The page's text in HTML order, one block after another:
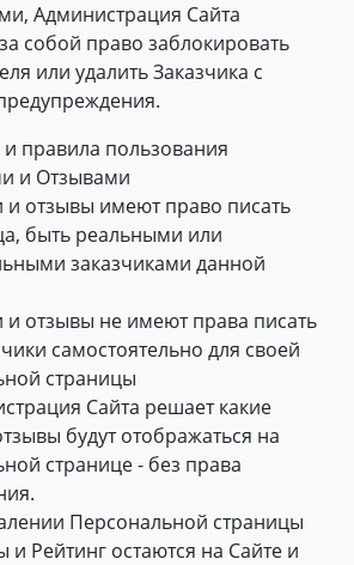
Администрация Сайта
собой право заблокировать
или удалить Заказчика с
и правила пользования
и Отзывами
и отзывы имеют право писать
быть реальными или
заказчиками данной
и отзывы не имеют права писать
самостоятельно для своей
страницы
Сайта решает какие
будут отображаться на
странице - без права
Персональной страницы
и Рейтинг остаются на Сайте и